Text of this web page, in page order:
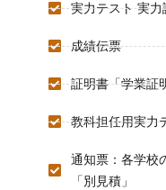
実力テスト 実
成績伝票
証明書「学業
教科担任用実力
通知票：各学校
「別見積」